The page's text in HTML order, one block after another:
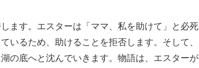
ます。エスターは「ママ、私を助けて」と必死
いるため、助けることを拒否します。そして、
の底へと沈んでいきます。物語は、エスターが